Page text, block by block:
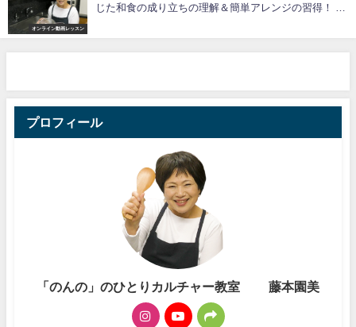
オンライン動画レッスン
じた和食の成り立ちの理解＆簡単アレンジの習得！ の
#7で使用している主な調味料・調理道具
プロフィール
「のんの」のひとりカルチャー教室 藤本園美